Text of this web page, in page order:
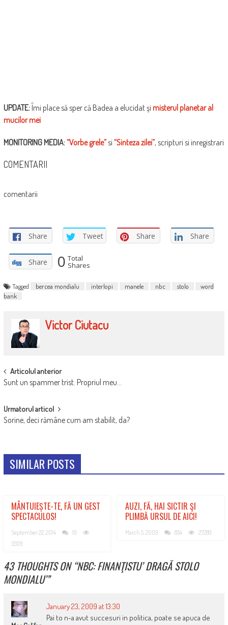
UPDATE:Îmi place să sper că Badea a elucidat şi misterul planetar al
mucilor mei
MONITORING MEDIA:“Vorbe grele”si “Sinteza zilei”, scripturi si inregistrari
COMENTARII
comentarii
Share Tweet Share Share
Share 0 Total
Shares
Tagged bercea mondialu interlopi manele nbc stolo
word
bank
Victor Ciutacu
POST
NAVIGATION
Articolul anterior
Sunt un spammer trist. Propriul meu…
Urmatorul articol
Sorine, deci rămâne cum am stabilit, da?
SIMILAR POSTS
MÂNTUIEȘTE-TE, FĂ UN GEST
SPECTACULOS!
September 22, 2014
19
3309
AUZI, FĂ, HAI SICTIR ŞI
PLIMBĂ URSUL DE AICI!
March 5, 2009 854 27289
43 THOUGHTS ON “NBC: FINANŢISTU’ DRAGĂ STOLO
MONDIALU’”
January 23, 2009 at 13:30
Pai to n-a avut succesuri in politica, poate se apuca de